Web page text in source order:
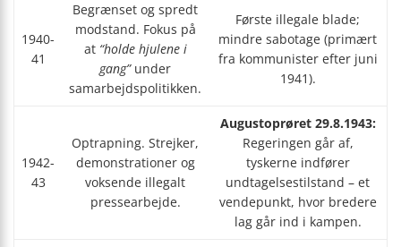
1940-
41
Begrænset og spredt
modstand. Fokus på
at “holde hjulene i
gang”under
samarbejdspolitikken.
Første illegale blade;
mindre sabotage (primært
fra kommunister efter juni
1941).
1942-
43
Optrapning. Strejker,
demonstrationer og
voksende illegalt
pressearbejde.
Augustoprøret 29.8.1943:
Regeringen går af,
tyskerne indfører
undtagelsestilstand – et
vendepunkt, hvor bredere
lag går ind i kampen.